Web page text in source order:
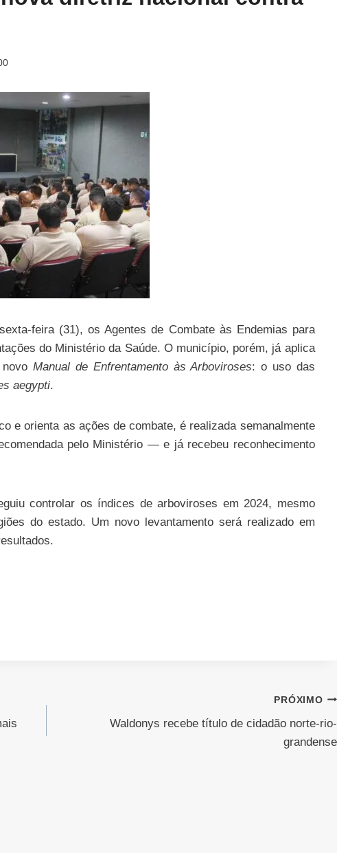
feira (31), os Agentes de Combate às Endemias para
do Ministério da Saúde. O município, porém, já aplica
novoManual de Enfrentamento às Arboviroses: o uso das
aegypti.
e orienta as ações de combate, é realizada semanalmente
pelo Ministério — e já recebeu reconhecimento
controlar os índices de arboviroses em 2024, mesmo
do estado. Um novo levantamento será realizado em
PRÓXIMO
Waldonys recebe título de cidadão norte-rio-
grandense